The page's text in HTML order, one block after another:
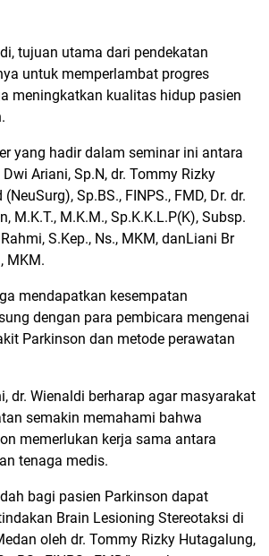
tujuan utama dari pendekatan
untuk memperlambat progres
meningkatkan kualitas hidup pasien
yang hadir dalam seminar ini antara
Ariani, Sp.N, dr. Tommy Rizky
Sp.BS., FINPS., FMD, Dr. dr.
M.K.T., M.K.M., Sp.K.K.L.P(K), Subsp.
S.Kep., Ns., MKM, danLiani Br
MKM.
mendapatkan kesempatan
dengan para pembicara mengenai
Parkinson dan metode perawatan
dr. Wienaldi berharap agar masyarakat
semakin memahami bahwa
memerlukan kerja sama antara
tenaga medis.
bagi pasien Parkinson dapat
Brain Lesioning Stereotaksi di
oleh dr. Tommy Rizky Hutagalung,